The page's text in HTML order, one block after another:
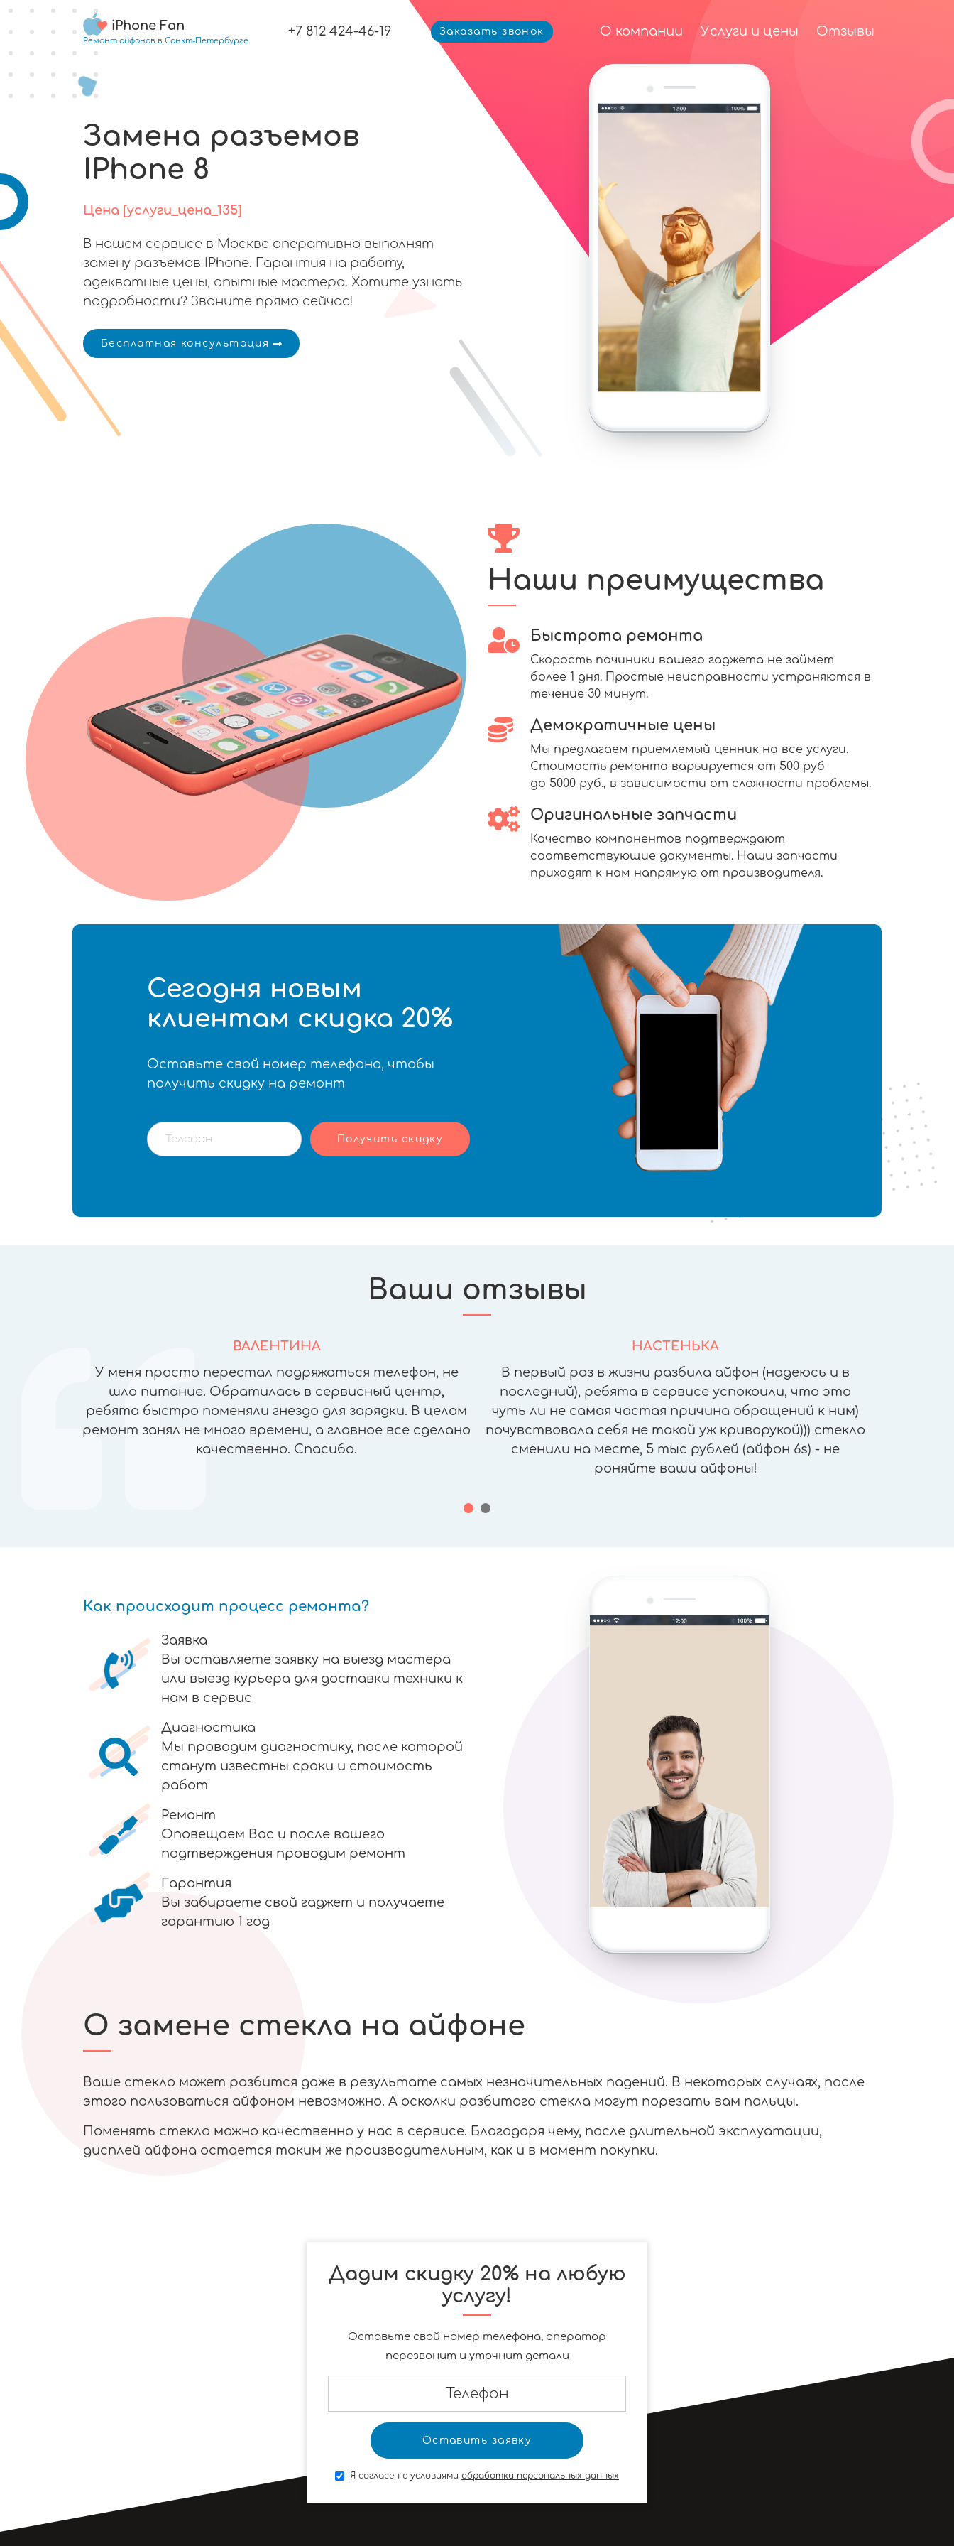
iPhone Fan
Ремонт айфонов в Санкт-Петербурге
+7 812 424-46-19 Заказать звонок О компании Услуги и цены Отзывы
Замена разъемов
IPhone 8
Цена [услуги_цена_135]
В нашем сервисе в Москве оперативно выполнят
замену разъемов IPhone. Гарантия на работу,
адекватные цены, опытные мастера. Хотите узнать
подробности? Звоните прямо сейчас!
Бесплатная консультация
Наши преимущества
Быстрота ремонта
Скорость починики вашего гаджета не займет
более 1 дня. Простые неисправности устраняются в
течение 30 минут.
Демократичные цены
Мы предлагаем приемлемый ценник на все услуги.
Стоимость ремонта варьируется от 500 руб
до 5000 руб., в зависимости от сложности проблемы.
Оригинальные запчасти
Качество компонентов подтверждают
соответствующие документы. Наши запчасти
приходят к нам напрямую от производителя.
Сегодня новым
клиентам скидка 20%
Оставьте свой номер телефона, чтобы
получить скидку на ремонт
Ваши отзывы
ВАЛЕНТИНА
У меня просто перестал подряжаться телефон, не
шло питание. Обратилась в сервисный центр,
ребята быстро поменяли гнездо для зарядки. В целом
ремонт занял не много времени, а главное все сделано
качественно. Спасибо.
НАСТЕНЬКА
В первый раз в жизни разбила айфон (надеюсь и в
последний), ребята в сервисе успокоили, что это
чуть ли не самая частая причина обращений к ним)
почувствовала себя не такой уж криворукой))) стекло
сменили на месте, 5 тыс рублей (айфон 6s) - не
роняйте ваши айфоны!
Как происходит процесс ремонта?
Заявка
Вы оставляете заявку на выезд мастера
или выезд курьера для доставки техники к
нам в сервис
Диагностика
Мы проводим диагностику, после которой
станут известны сроки и стоимость
работ
Ремонт
Оповещаем Вас и после вашего
подтверждения проводим ремонт
Гарантия
Вы забираете свой гаджет и получаете
гарантию 1 год
О замене стекла на айфоне
Ваше стекло может разбится даже в результате самых незначительных падений. В некоторых случаях, после
этого пользоваться айфоном невозможно. А осколки разбитого стекла могут порезать вам пальцы.
Поменять стекло можно качественно у нас в сервисе. Благодаря чему, после длительной эксплуатации,
дисплей айфона остается таким же производительным, как и в момент покупки.
Дадим скидку 20% на любую
услугу!
Оставьте свой номер телефона, оператор
перезвонит и уточнит детали
Я согласен с условиями обработки персональных данных